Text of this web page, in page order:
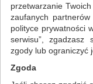
NAJCHĘTNIEJ
WYPOSAŻENIE
ZEGARY (4)
przetwarzanie
zaufanych
polityce prywatności
serwisu”,
zgody lub ograniczyć
Zgoda